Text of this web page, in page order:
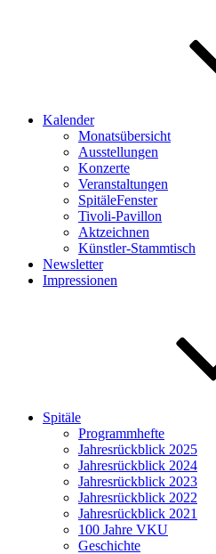
Kalender
Monatsübersicht
Ausstellungen
Konzerte
Veranstaltungen
SpitäleFenster
Tivoli-Pavillon
Aktzeichnen
Künstler-Stammtisch
Newsletter
Impressionen
Spitäle
Programmhefte
Jahresrückblick 2025
Jahresrückblick 2024
Jahresrückblick 2023
Jahresrückblick 2022
Jahresrückblick 2021
100 Jahre VKU
Geschichte